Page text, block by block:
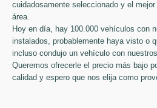
cuidadosamente seleccionado y el mejor
área.
Hoy en día, hay 100.000 vehículos con
instalados, probablemente haya visto o
incluso condujo un vehículo con
Queremos ofrecerle el precio más bajo
calidad y espero que nos elija como